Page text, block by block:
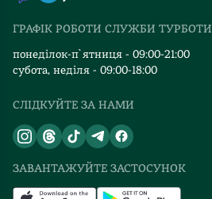
Видавництва
Відгуки та оцінка RDT
ГРАФІК РОБОТИ СЛУЖБИ ТУРБОТИ
понеділок-п`ятниця - 09:00-21:00
субота, неділя - 09:00-18:00
СЛІДКУЙТЕ ЗА НАМИ
ЗАВАНТАЖУЙТЕ ЗАСТОСУНОК